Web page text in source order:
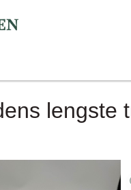
lengste